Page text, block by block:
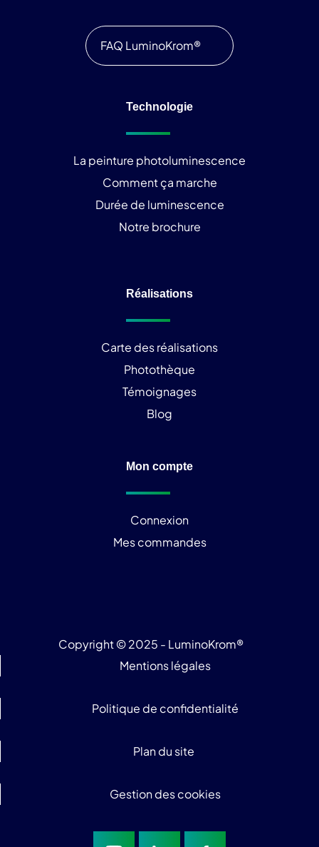
FAQ LuminoKrom®
Technologie
La peinture photoluminescence
Comment ça marche
Durée de luminescence
Notre brochure
Réalisations
Carte des réalisations
Photothèque
Témoignages
Blog
Mon compte
Connexion
Mes commandes
Copyright © 2025 - LuminoKrom®
Mentions légales
Politique de confidentialité
Plan du site
Gestion des cookies